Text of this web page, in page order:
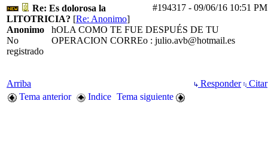
#194317 - 09/06/16 10:51 PM
Re: Es dolorosa la
LITOTRICIA? [Re: Anonimo]
Anonimo
No
registrado
hOLA COMO TE FUE DESPUÉS DE TU
OPERACION CORREo : julio.avb@hotmail.es
Arriba Responder
Citar
Tema anterior
Indice Tema siguiente